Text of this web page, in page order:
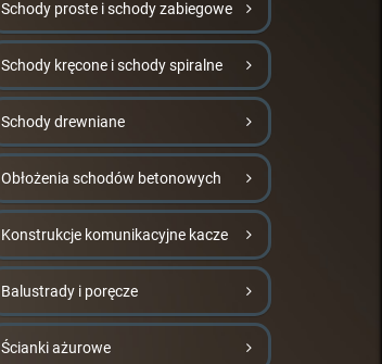
Schody proste i schody zabiegowe
Schody kręcone i schody spiralne
Schody drewniane
Obłożenia schodów betonowych
Konstrukcje komunikacyjne kacze
Balustrady i poręcze
Ścianki ażurowe